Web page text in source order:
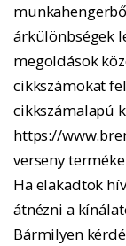
árkülönbségek
megoldások
cikkszámokat
cikkszámalapú
https://
verseny
Ha elakadtok
átnézni a
Bármilyen